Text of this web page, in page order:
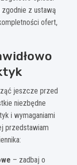
z ustawą
ofert,
jeszcze przed
niezbędne
i wymaganiami
przedstawiam
– zadbaj o